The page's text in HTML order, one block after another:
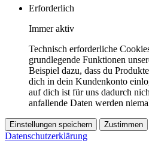
Erforderlich
Immer aktiv
Technisch erforderliche
grundlegende Funktionen
Beispiel dazu, dass du
dich in dein Kundenkonto
auf dich ist für uns dadurch
anfallende Daten werden
Einstellungen speichern Zustimmen
Datenschutzerklärung